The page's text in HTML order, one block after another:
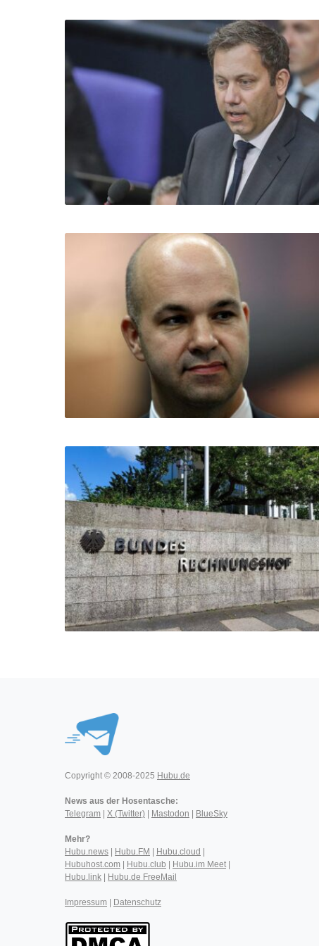
Copyright © 2008-2025 Hubu.de
News aus der Hosentasche:
Telegram
X (Twitter) Mastodon BlueSky
Mehr?
Hubu.news
Hubu.FM Hubu.cloud
Hubuhost.com
Hubu.club Hubu.im Meet|
Hubu.link
Hubu.de FreeMail
Impressum Datenschutz